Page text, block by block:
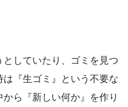
していたり、ゴミを見つ
『生ゴミ』という不要な
ら『新しい何か』を作り